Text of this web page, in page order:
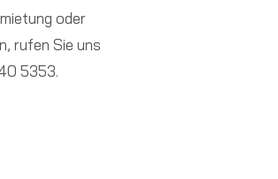
oder
rufen Sie uns
5353.